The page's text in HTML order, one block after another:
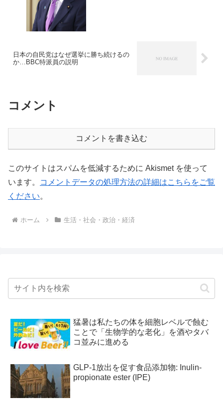
日本の自民党はなぜ選挙に勝ち続けるの
か…BBC特派員の説明
コメント
コメントを書き込む
このサイトはスパムを低減するために Akismet を使って
います。
コメントデータの処理方法の詳細はこちらをご覧
ください。
ホーム 生活・社会・政治・経済
猛暑は私たちの体を細胞レベルで蝕む
ことで「生物学的な老化」を酒やタバ
コ並みに進める
GLP-1放出を促す食品添加物: Inulin-
propionate ester (IPE)